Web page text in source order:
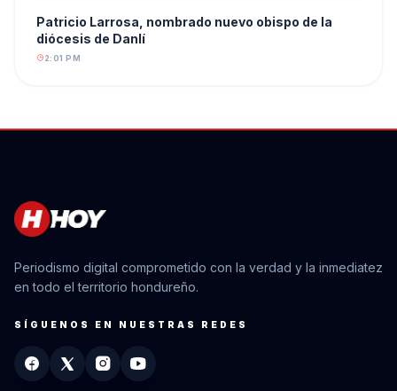
Patricio Larrosa, nombrado nuevo obispo de la
diócesis de Danlí
2:01 PM
Periodismo digital comprometido con la verdad y la inmediatez
en todo el territorio hondureño.
SÍGUENOS EN NUESTRAS REDES